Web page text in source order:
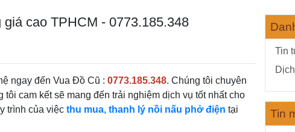
cao TPHCM - 0773.185.348
ngay đến Vua Đồ Cũ : 0773.185.348. Chúng tôi chuyên
cam kết sẽ mang đến trải nghiệm dịch vụ tốt nhất cho
trình của việc thu mua, thanh lý nồi nấu phở điện tại
Tin
Tin